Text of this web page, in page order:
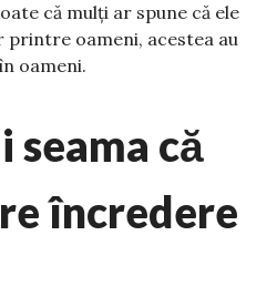
că mulți ar spune că ele
oameni, acestea au
oameni.
seama că
încredere